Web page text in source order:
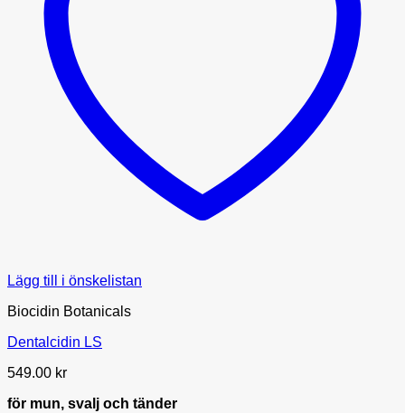
Lägg till i önskelistan
Biocidin Botanicals
Dentalcidin LS
549.00 kr
för mun, svalj och tänder